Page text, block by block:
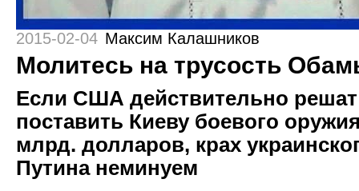
2015-02-04 Максим Калашников
Молитесь на трусость
Если США действительно решат
поставить Киеву боевого
млрд. долларов, крах
Путина неминуем